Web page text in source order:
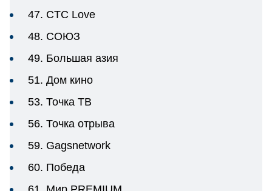
47. CTC Love
48. СОЮЗ
49. Большая азия
51. Дом кино
53. Точка ТВ
56. Точка отрыва
59. Gagsnetwork
60. Победа